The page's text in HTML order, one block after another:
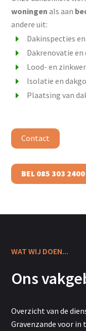
woningen als aan
andere uit:
Dakinspecties
Dakrenovatie en
Lood- en
Isolatie en
Plaatsing van
Contact
BEL 085 303 2400
WAT WIJ DOEN...
Ons
Overzicht van de
Gravenzande voor